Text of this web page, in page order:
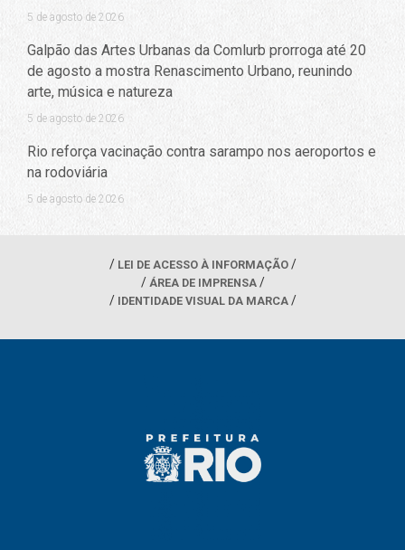
5 de agosto de 2026
Galpão das Artes Urbanas da Comlurb prorroga até 20
de agosto a mostra Renascimento Urbano, reunindo
arte, música e natureza
5 de agosto de 2026
Rio reforça vacinação contra sarampo nos aeroportos e
na rodoviária
5 de agosto de 2026
LEI DE ACESSO À INFORMAÇÃO
ÁREA DE IMPRENSA
IDENTIDADE VISUAL DA MARCA